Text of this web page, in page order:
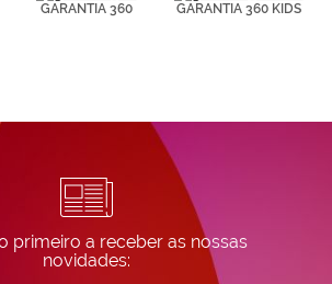
GARANTIA 360 GARANTIA 360 KIDS
primeiro a receber as nossas
novidades: